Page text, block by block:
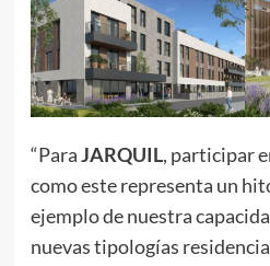
“ParaJARQUIL, participar
como este representa un
ejemplo de nuestra
nuevas tipologías